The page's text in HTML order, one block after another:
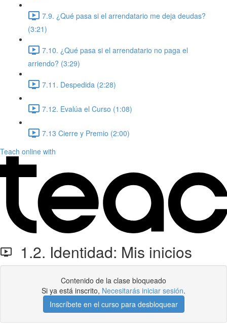
7.9. ¿Qué pasa si el arrendatario me deja deudas?
(3:21)
7.10. ¿Qué pasa si el arrendatario no paga el
arriendo? (3:29)
7.11. Despedida (2:28)
7.12. Evalúa el Curso (1:08)
7.13 Cierre y Premio (2:00)
Teach online with
1.2. Identidad: Mis inicios
Contenido de la clase bloqueado
Si ya está inscrito, Necesitarás iniciar sesión.
Inscríbete en el curso para desbloquear